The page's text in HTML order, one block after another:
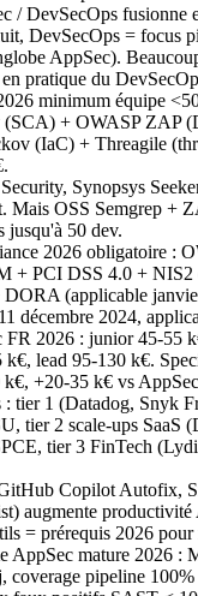
/ DevSecOps fusionne
DevSecOps = focus
AppSec).
pratique du
minimum équipe
+ OWASP ZAP
(IaC) + Threagile
Synopsys
Mais OSS Semgrep +
jusqu'à 50 dev.
2026 obligatoire :
+ PCI DSS 4.0 + NIS2
DORA (applicable
décembre 2024,
FR 2026 : junior 45-55
k€, lead 95-130 k€.
+20-35 k€ vs
: tier 1 (Datadog, Snyk
tier 2 scale-ups SaaS
tier 3 FinTech
Copilot Autofix,
augmente productivité
= prérequis 2026
AppSec mature 2026
pipeline 100%